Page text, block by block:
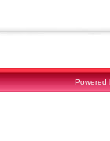
Powered